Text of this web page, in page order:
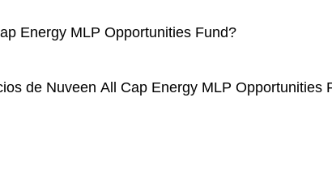
Energy MLP Opportunities Fund?
de Nuveen All Cap Energy MLP Opportunities